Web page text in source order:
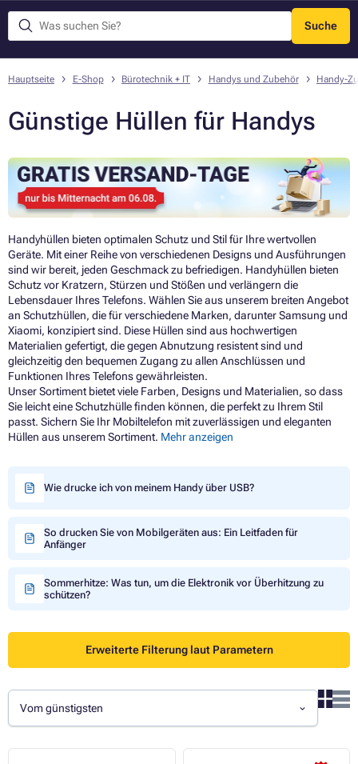
Suche
Menü
Hauptseite E-Shop Bürotechnik + IT Handys und Zubehör Handy-
Günstige Hüllen für Handys
Handyhüllen bieten optimalen Schutz und Stil für Ihre wertvollen
Geräte. Mit einer Reihe von verschiedenen Designs und Ausführungen
sind wir bereit, jeden Geschmack zu befriedigen. Handyhüllen bieten
Schutz vor Kratzern, Stürzen und Stößen und verlängern die
Lebensdauer Ihres Telefons. Wählen Sie aus unserem breiten Angebot
an Schutzhüllen, die für verschiedene Marken, darunter Samsung und
Xiaomi, konzipiert sind. Diese Hüllen sind aus hochwertigen
Materialien gefertigt, die gegen Abnutzung resistent sind und
gleichzeitig den bequemen Zugang zu allen Anschlüssen und
Funktionen Ihres Telefons gewährleisten.
Unser Sortiment bietet viele Farben, Designs und Materialien, so dass
Sie leicht eine Schutzhülle finden können, die perfekt zu Ihrem Stil
passt. Sichern Sie Ihr Mobiltelefon mit zuverlässigen und eleganten
Hüllen aus unserem Sortiment. Mehr anzeigen
Wie drucke ich von meinem Handy über USB?
So drucken Sie von Mobilgeräten aus: Ein Leitfaden für
Anfänger
Sommerhitze: Was tun, um die Elektronik vor Überhitzung zu
schützen?
Erweiterte Filterung laut Parametern
Vom günstigsten